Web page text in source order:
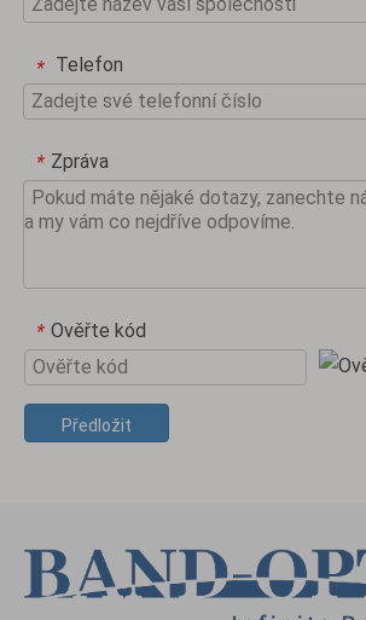
* Telefon
* Zpráva
* Ověřte kód
Předložit